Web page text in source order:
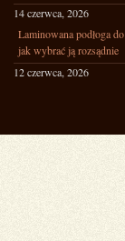
14 czerwca, 2026
Laminowana podłoga
jak wybrać ją rozsądnie
12 czerwca, 2026